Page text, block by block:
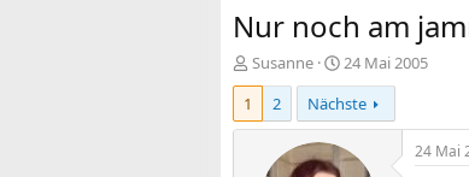
Nur noch am
E
r
t
Susanne
E
r
s
t
e
24 Mai 2005
1
2 Nächste
24 Mai